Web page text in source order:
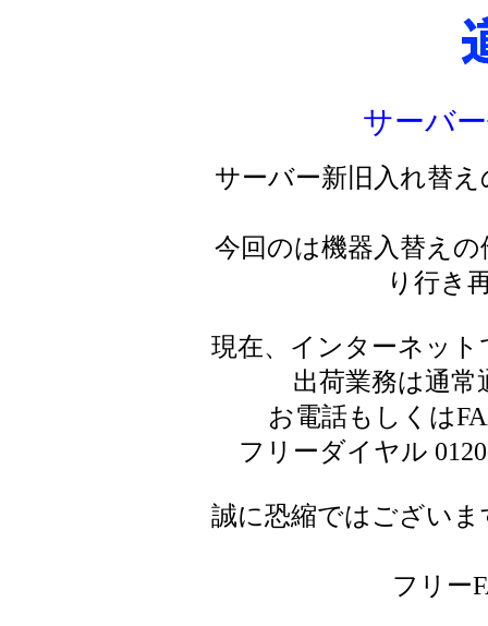
サーバ
サーバー新旧入れ替
今回のは機器入替え
り行き
現在、インターネッ
出荷業務は通
お電話もしくは
フリーダイヤル
誠に恐縮ではござい
フリー